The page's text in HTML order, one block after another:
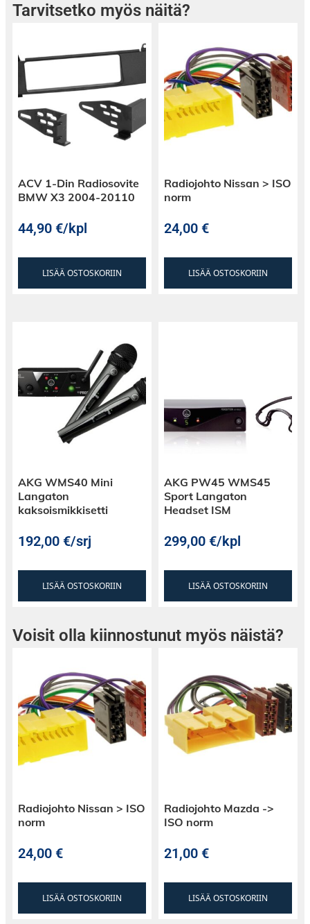
Tarvitsetko myös näitä?
ACV 1-Din Radiosovite
BMW X3 2004-20110
44,90€/kpl
LISÄÄ OSTOSKORIIN
Radiojohto Nissan > ISO
norm
24,00€
LISÄÄ OSTOSKORIIN
AKG WMS40 Mini
Langaton
kaksoismikkisetti
192,00€/srj
LISÄÄ OSTOSKORIIN
AKG PW45 WMS45
Sport Langaton
Headset ISM
299,00€/kpl
LISÄÄ OSTOSKORIIN
Voisit olla kiinnostunut myös näistä?
Radiojohto Nissan > ISO
norm
24,00€
LISÄÄ OSTOSKORIIN
Radiojohto Mazda ->
ISO norm
21,00€
LISÄÄ OSTOSKORIIN